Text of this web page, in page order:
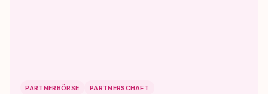
PARTNERBÖRSE PARTNERSCHAFT